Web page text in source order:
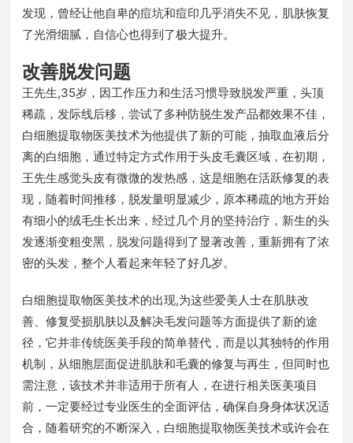
发现，曾经让他自卑的痘坑和痘印几乎消失不见，肌肤恢复
了光滑细腻，自信心也得到了极大提升。
改善脱发问题
王先生,35岁，因工作压力和生活习惯导致脱发严重，头顶
稀疏，发际线后移，尝试了多种防脱生发产品都效果不佳，
白细胞提取物医美技术为他提供了新的可能，抽取血液后分
离的白细胞，通过特定方式作用于头皮毛囊区域，在初期，
王先生感觉头皮有微微的发热感，这是细胞在活跃修复的表
现，随着时间推移，脱发量明显减少，原本稀疏的地方开始
有细小的绒毛生长出来，经过几个月的坚持治疗，新生的头
发逐渐变粗变黑，脱发问题得到了显著改善，重新拥有了浓
密的头发，整个人看起来年轻了好几岁。
白细胞提取物医美技术的出现,为这些爱美人士在肌肤改
善、修复受损肌肤以及解决毛发问题等方面提供了新的途
径，它并非传统医美手段的简单替代，而是以其独特的作用
机制，从细胞层面促进肌肤和毛囊的修复与再生，但同时也
需注意，该技术并非适用于所有人，在进行相关医美项目
前，一定要经过专业医生的全面评估，确保自身身体状况适
合，随着研究的不断深入，白细胞提取物医美技术或许会在